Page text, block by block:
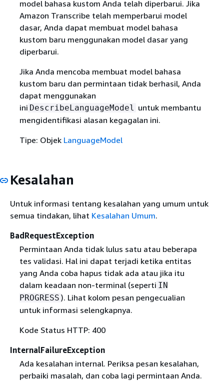
model bahasa kustom Anda telah diperbarui. Jika
Amazon Transcribe telah memperbarui model
dasar, Anda dapat membuat model bahasa
kustom baru menggunakan model dasar yang
diperbarui.
Jika Anda mencoba membuat model bahasa
kustom baru dan permintaan tidak berhasil, Anda
dapat menggunakan
ini DescribeLanguageModel untuk membantu
mengidentifikasi alasan kegagalan ini.
Tipe: Objek LanguageModel
Kesalahan
Untuk informasi tentang kesalahan yang umum untuk
semua tindakan, lihat Kesalahan Umum.
BadRequestException
Permintaan Anda tidak lulus satu atau beberapa
tes validasi. Hal ini dapat terjadi ketika entitas
yang Anda coba hapus tidak ada atau jika itu
dalam keadaan non-terminal (seperti IN
PROGRESS ). Lihat kolom pesan pengecualian
untuk informasi selengkapnya.
Kode Status HTTP: 400
InternalFailureException
Ada kesalahan internal. Periksa pesan kesalahan,
perbaiki masalah, dan coba lagi permintaan Anda.